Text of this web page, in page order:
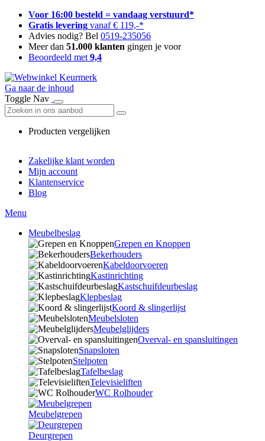
Voor 16:00 besteld = vandaag verstuurd*
Gratis levering vanaf € 119,-*
Advies nodig? Bel 0519-235056
Meer dan 51.000 klanten gingen je voor
Beoordeeld met 9,4
Ga naar de inhoud
Toggle Nav
Producten vergelijken
Zakelijke klant worden
Mijn account
Klantenservice
Blog
Menu
Meubelbeslag
Grepen en Knoppen
Bekerhouders
Kabeldoorvoeren
Kastinrichting
Kastschuifdeurbeslag
Klepbeslag
Koord & slingerlijst
Meubelsloten
Meubelglijders
Overval- en spansluitingen
Snapsloten
Stelpoten
Tafelbeslag
Televisieliften
WC Rolhouder
Meubelgrepen
Deurgrepen